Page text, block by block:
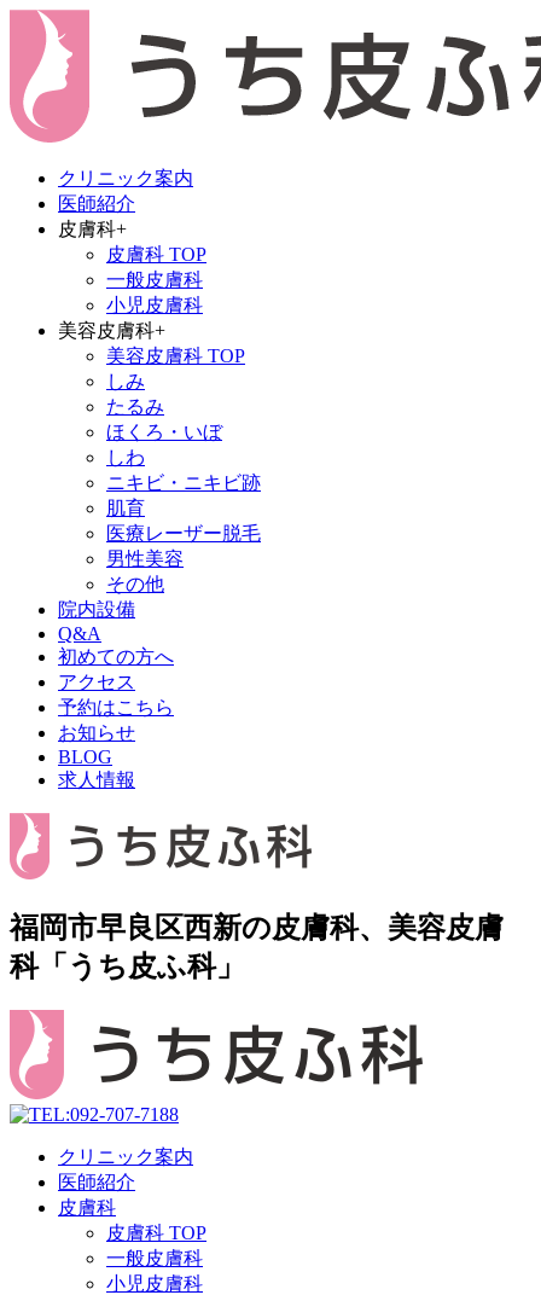
クリニック案内
医師紹介
皮膚科+
皮膚科 TOP
一般皮膚科
小児皮膚科
美容皮膚科+
美容皮膚科 TOP
しみ
たるみ
ほくろ・いぼ
しわ
ニキビ・ニキビ跡
肌育
医療レーザー脱毛
男性美容
その他
院内設備
Q&A
初めての方へ
アクセス
予約はこちら
お知らせ
BLOG
求人情報
福岡市早良区西新の皮膚科、美容皮膚
科「うち皮ふ科」
クリニック案内
医師紹介
皮膚科
皮膚科 TOP
一般皮膚科
小児皮膚科